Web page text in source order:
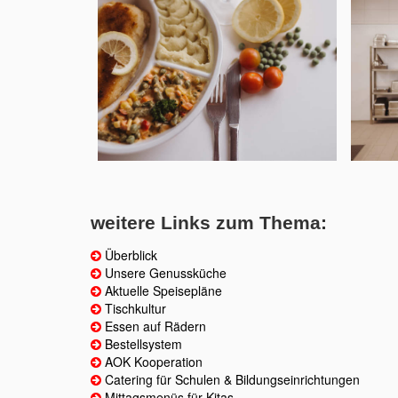
weitere Links zum Thema:
Überblick
Unsere Genussküche
Aktuelle Speisepläne
Tischkultur
Essen auf Rädern
Bestellsystem
AOK Kooperation
Catering für Schulen & Bildungseinrichtungen